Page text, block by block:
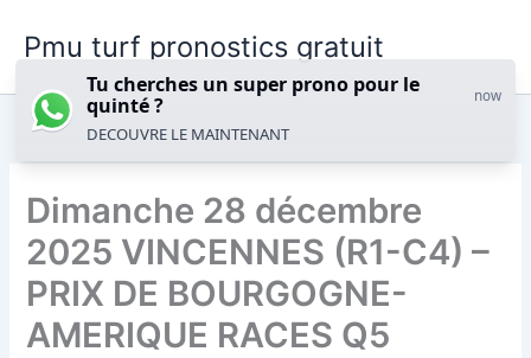
Pmu turf pronostics gratuit
Dimanche 28 décembre
2025 VINCENNES (R1-C4) –
PRIX DE BOURGOGNE-
AMERIQUE RACES Q5
Tu cherches un super prono pour le
quinté ?
now
DECOUVRE LE MAINTENANT